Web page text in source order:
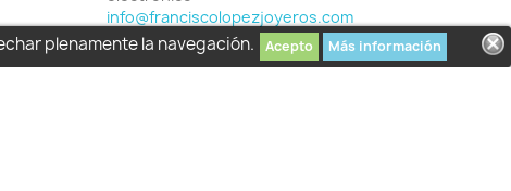
plenamente la navegación. Acepto Más información
info@franciscolopezjoyeros.com